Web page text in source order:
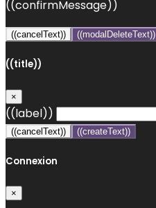
((confirmMessage))
((cancelText)) ((modalDeleteText))
((title))
×
((label))
((cancelText)) ((createText))
Connexion
×